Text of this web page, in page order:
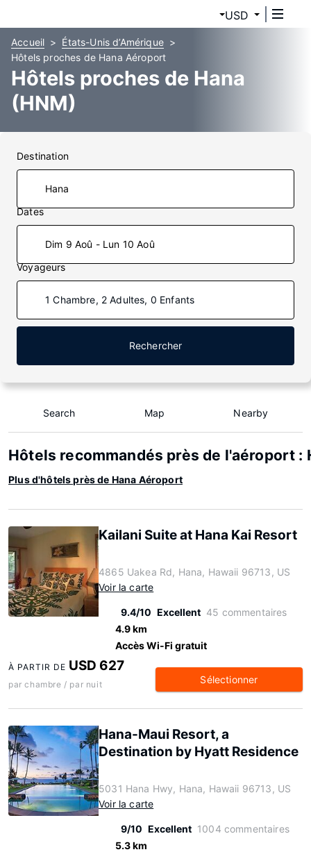
USD
Accueil
États-Unis d’Amérique
Hôtels proches de Hana Aéroport
Hôtels proches de Hana
(HNM)
Destination
Dates
Dim 9 Aoû - Lun 10 Aoû
Voyageurs
1 Chambre, 2 Adultes, 0 Enfants
Rechercher
Search Map Nearby
Hôtels recommandés près de l'aéroport :
Plus d'hôtels près de Hana Aéroport
Kailani Suite at Hana Kai Resort
4865 Uakea Rd, Hana, Hawaii 96713, US
Voir la carte
9.4/10 Excellent 45 commentaires
4.9 km
Accès Wi-Fi gratuit
À PARTIR DE USD 627
par chambre / par nuit Sélectionner
Hana-Maui Resort, a
Destination by Hyatt Residence
5031 Hana Hwy, Hana, Hawaii 96713, US
Voir la carte
9/10 Excellent 1004 commentaires
5.3 km